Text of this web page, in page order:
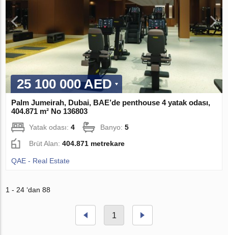
25 100 000 AED
Palm Jumeirah, Dubai, BAE’de penthouse 4 yatak odası,
404.871 m² No 136803
Yatak odası:4 Banyo:5
Brüt Alan:404.871 metrekare
QAE - Real Estate
1 - 24 ‘dan 88
1